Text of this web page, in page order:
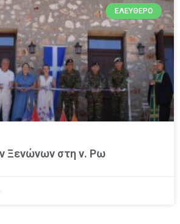
ΕΛΕΎΘΕΡΟ
Ξενώνων στη ν. Ρω